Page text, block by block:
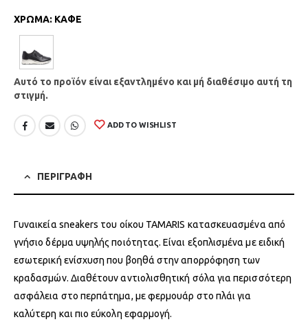
ΧΡΩΜΑ: ΚΑΦΕ
Αυτό το προϊόν είναι εξαντλημένο και μή διαθέσιμο αυτή τη
στιγμή.
ADD TO WISHLIST
ΠΕΡΙΓΡΑΦΗ
Γυναικεία sneakers του οίκου TAMARIS κατασκευασμένα από
γνήσιο δέρμα υψηλής ποιότητας. Είναι εξοπλισμένα με ειδική
εσωτερική ενίσχυση που βοηθά στην απορρόφηση των
κραδασμών. Διαθέτουν αντιολισθητική σόλα για περισσότερη
ασφάλεια στο περπάτημα, με φερμουάρ στο πλάι για
καλύτερη και πιο εύκολη εφαρμογή.